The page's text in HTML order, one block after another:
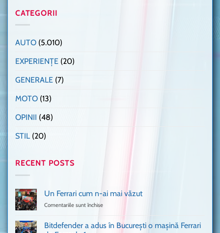
CATEGORII
AUTO (5.010)
EXPERIENȚE (20)
GENERALE (7)
MOTO (13)
OPINII (48)
STIL (20)
RECENT POSTS
Un Ferrari cum n-ai mai văzut
Comentariile sunt închise
Ferrari
cum
Bitdefender a adus în București o mașină Ferrari